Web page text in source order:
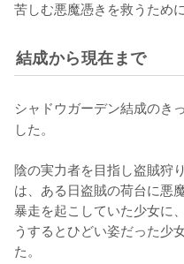
苦しむ悪魔憑きを救うため
結成から現在まで
シャドウガーデン結成のきっ
した。
陰の実力者を目指し盗賊狩
は、ある日盗賊の荷台に悪
暴走を起こしていた少女に
うするとひどい姿だった少
た。